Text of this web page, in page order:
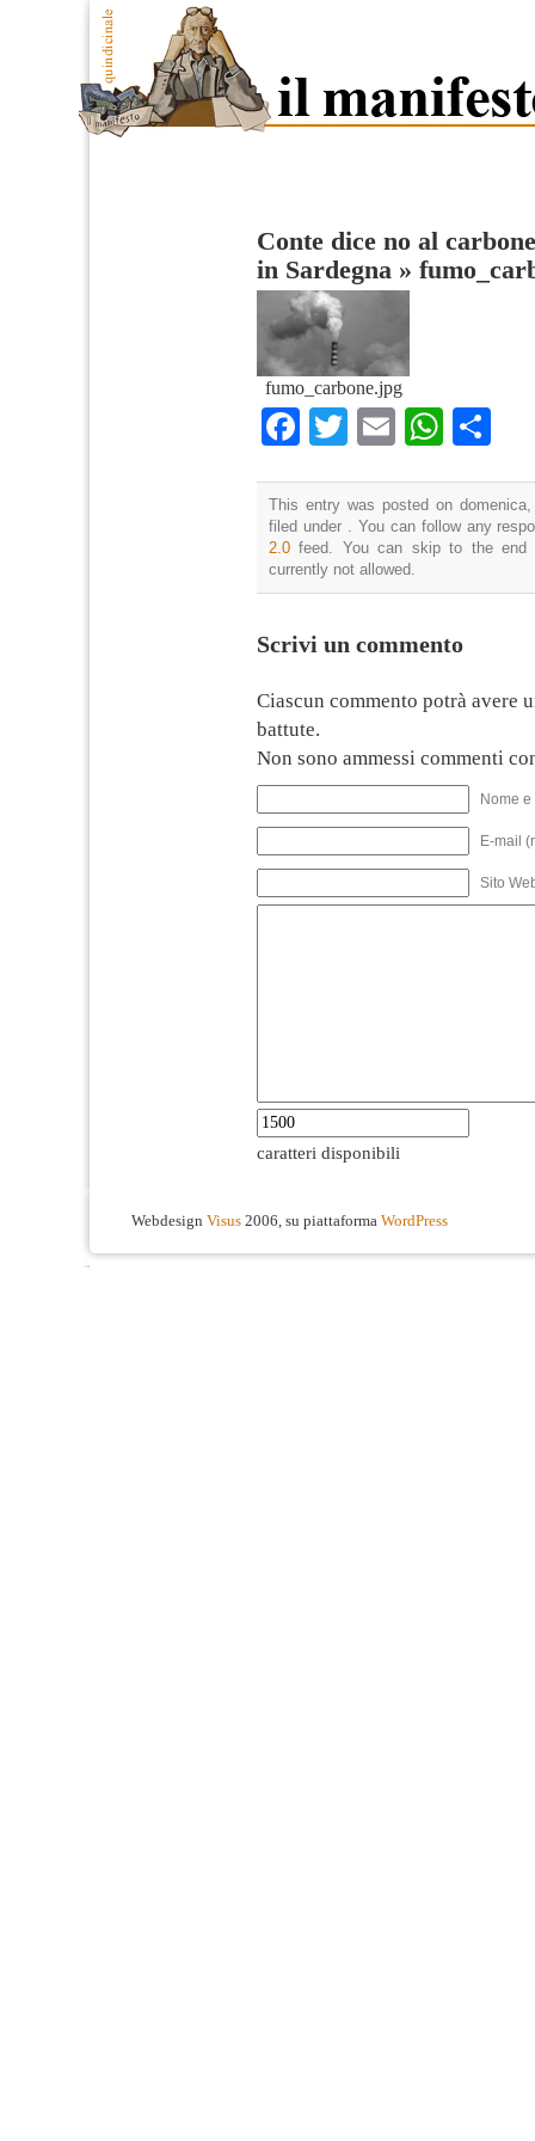
Conte dice no al
in Sardegna »
fumo_carbone.jpg
Facebook
TwitterEmail
This entry was posted on
filed under . You can follow any
2.0 feed. You can skip to the end
currently not allowed.
Scrivi un commento
Ciascun commento potrà avere
battute.
Non sono ammessi commenti
Nome
E-mail
Sito
caratteri disponibili
Webdesign Visus 2006, su piattaforma WordPress